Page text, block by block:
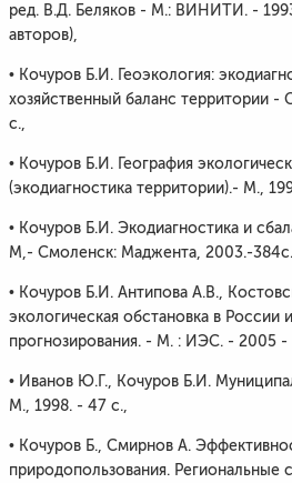
ред. В.Д. Беляков - М.: ВИНИТИ. -
авторов),
• Кочуров Б.И. Геоэкология:
хозяйственный баланс территории -
с.,
• Кочуров Б.И. География
(экодиагностика территории).- М.,
• Кочуров Б.И. Экодиагностика и
М,- Смоленск: Маджента, 2003.-384с.,
• Кочуров Б.И. Антипова А.В.,
экологическая обстановка в России
прогнозирования. - М. : ИЭС. - 2005 -
• Иванов Ю.Г., Кочуров Б.И.
М., 1998. - 47 с.,
• Кочуров Б., Смирнов А.
природопользования. Региональные